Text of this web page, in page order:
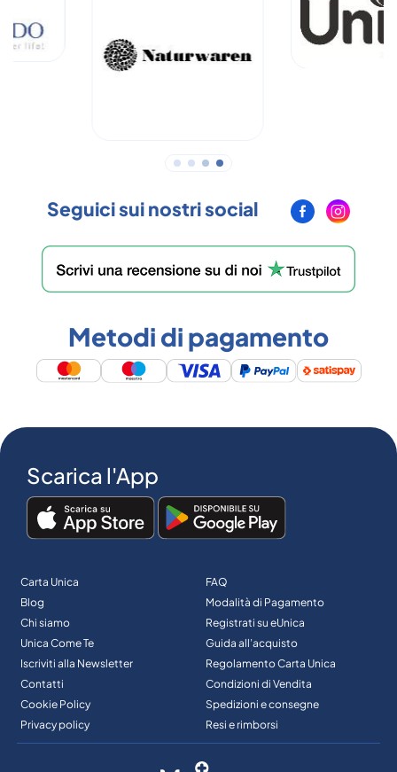
Seguici sui nostri social
Metodi di pagamento
Scarica l'App
Carta Unica
Blog
Chi siamo
Unica Come Te
Iscriviti alla Newsletter
Contatti
Cookie Policy
Privacy policy
FAQ
Modalità di Pagamento
Registrati su eUnica
Guida all’acquisto
Regolamento Carta Unica
Condizioni di Vendita
Spedizioni e consegne
Resi e rimborsi